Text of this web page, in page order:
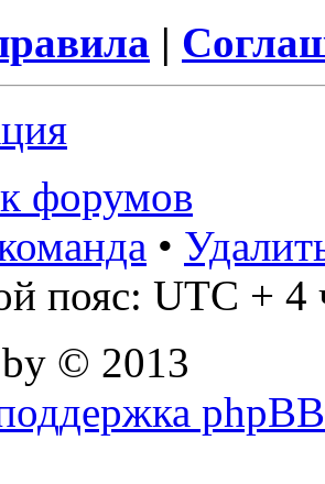
|
форумов
•
пояс: UTC + 4
© 2013
phpBB